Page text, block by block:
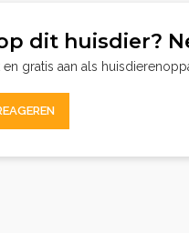
dit huisdier?
gratis aan als